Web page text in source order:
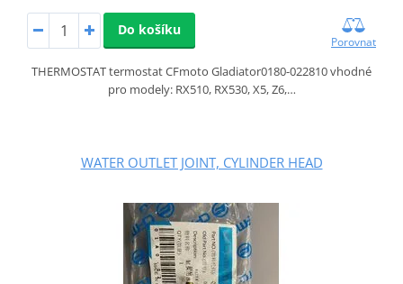
Do košíku
Porovnat
THERMOSTAT termostat CFmoto Gladiator0180-022810 vhodné
pro modely: RX510, RX530, X5, Z6,…
WATER OUTLET JOINT, CYLINDER HEAD